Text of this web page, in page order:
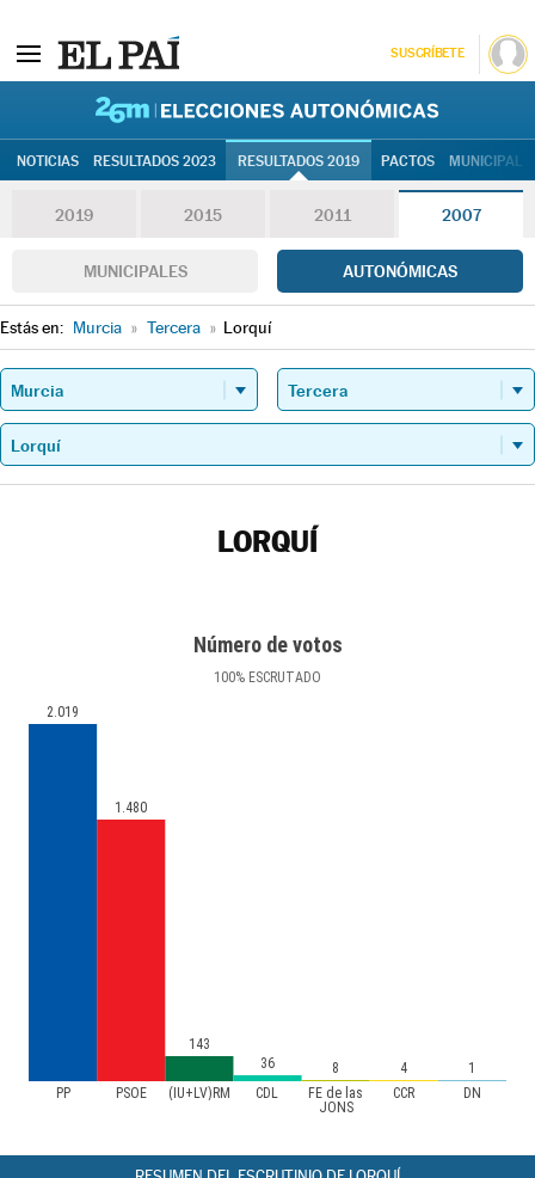
SUSCRÍBETE
NOTICIAS RESULTADOS 2023 RESULTADOS 2019 PACTOS
2019 2015 2011 2007
MUNICIPALES AUTONÓMICAS
Estás en: Murcia » Tercera » Lorquí
LORQUÍ
Número de votos
100% ESCRUTADO
PP PSOE (IU+LV)RM CDL
FE de las
JONS
CCR DN
2.019
1.480
143
36
8 4 1